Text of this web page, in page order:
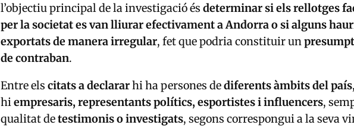
l’objectiu principal de la investigació és determinar si els rellotges
per la societat es van lliurar efectivament a Andorra o si alguns
exportats de manera irregular, fet que podria constituir un
de contraban.
Entre els citats a declararhi ha persones dediferents àmbits del país
hiempresaris, representants polítics, esportistes i influencers,
qualitat detestimonis o investigats, segons correspongui a la seva